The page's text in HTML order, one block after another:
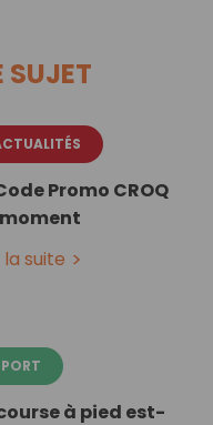
SUJET
Promo CROQ
la suite
à pied est-